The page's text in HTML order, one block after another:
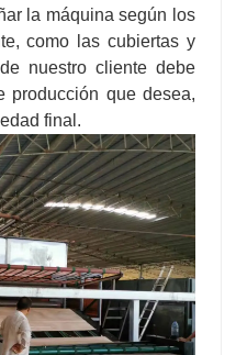
la máquina según los
como las cubiertas y
nuestro cliente debe
producción que desea,
final.